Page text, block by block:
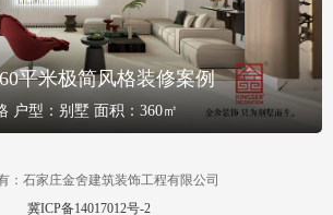
平米极简风格装修案例
户型： 别墅 面积： 360㎡
：石家庄金舍建筑装饰工程有限公司
冀ICP备14017012号-2